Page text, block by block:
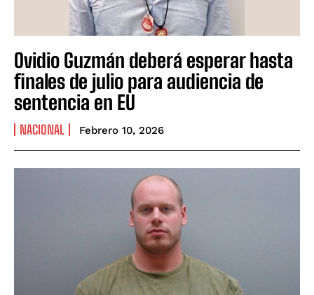
Ovidio Guzmán deberá esperar hasta
finales de julio para audiencia de
sentencia en EU
NACIONAL Febrero 10, 2026